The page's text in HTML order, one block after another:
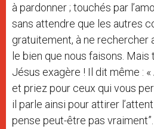
à pardonner ; touchés par
sans attendre que les autres
gratuitement, à ne rechercher
le bien que nous faisons. Mais
Jésus exagère ! Il dit même :
et priez pour ceux qui vous
il parle ainsi pour attirer
pense peut-être pas